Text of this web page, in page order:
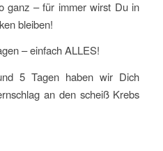
ganz – für immer wirst Du in
bleiben!
– einfach ALLES!
5 Tagen haben wir Dich
an den scheiß Krebs